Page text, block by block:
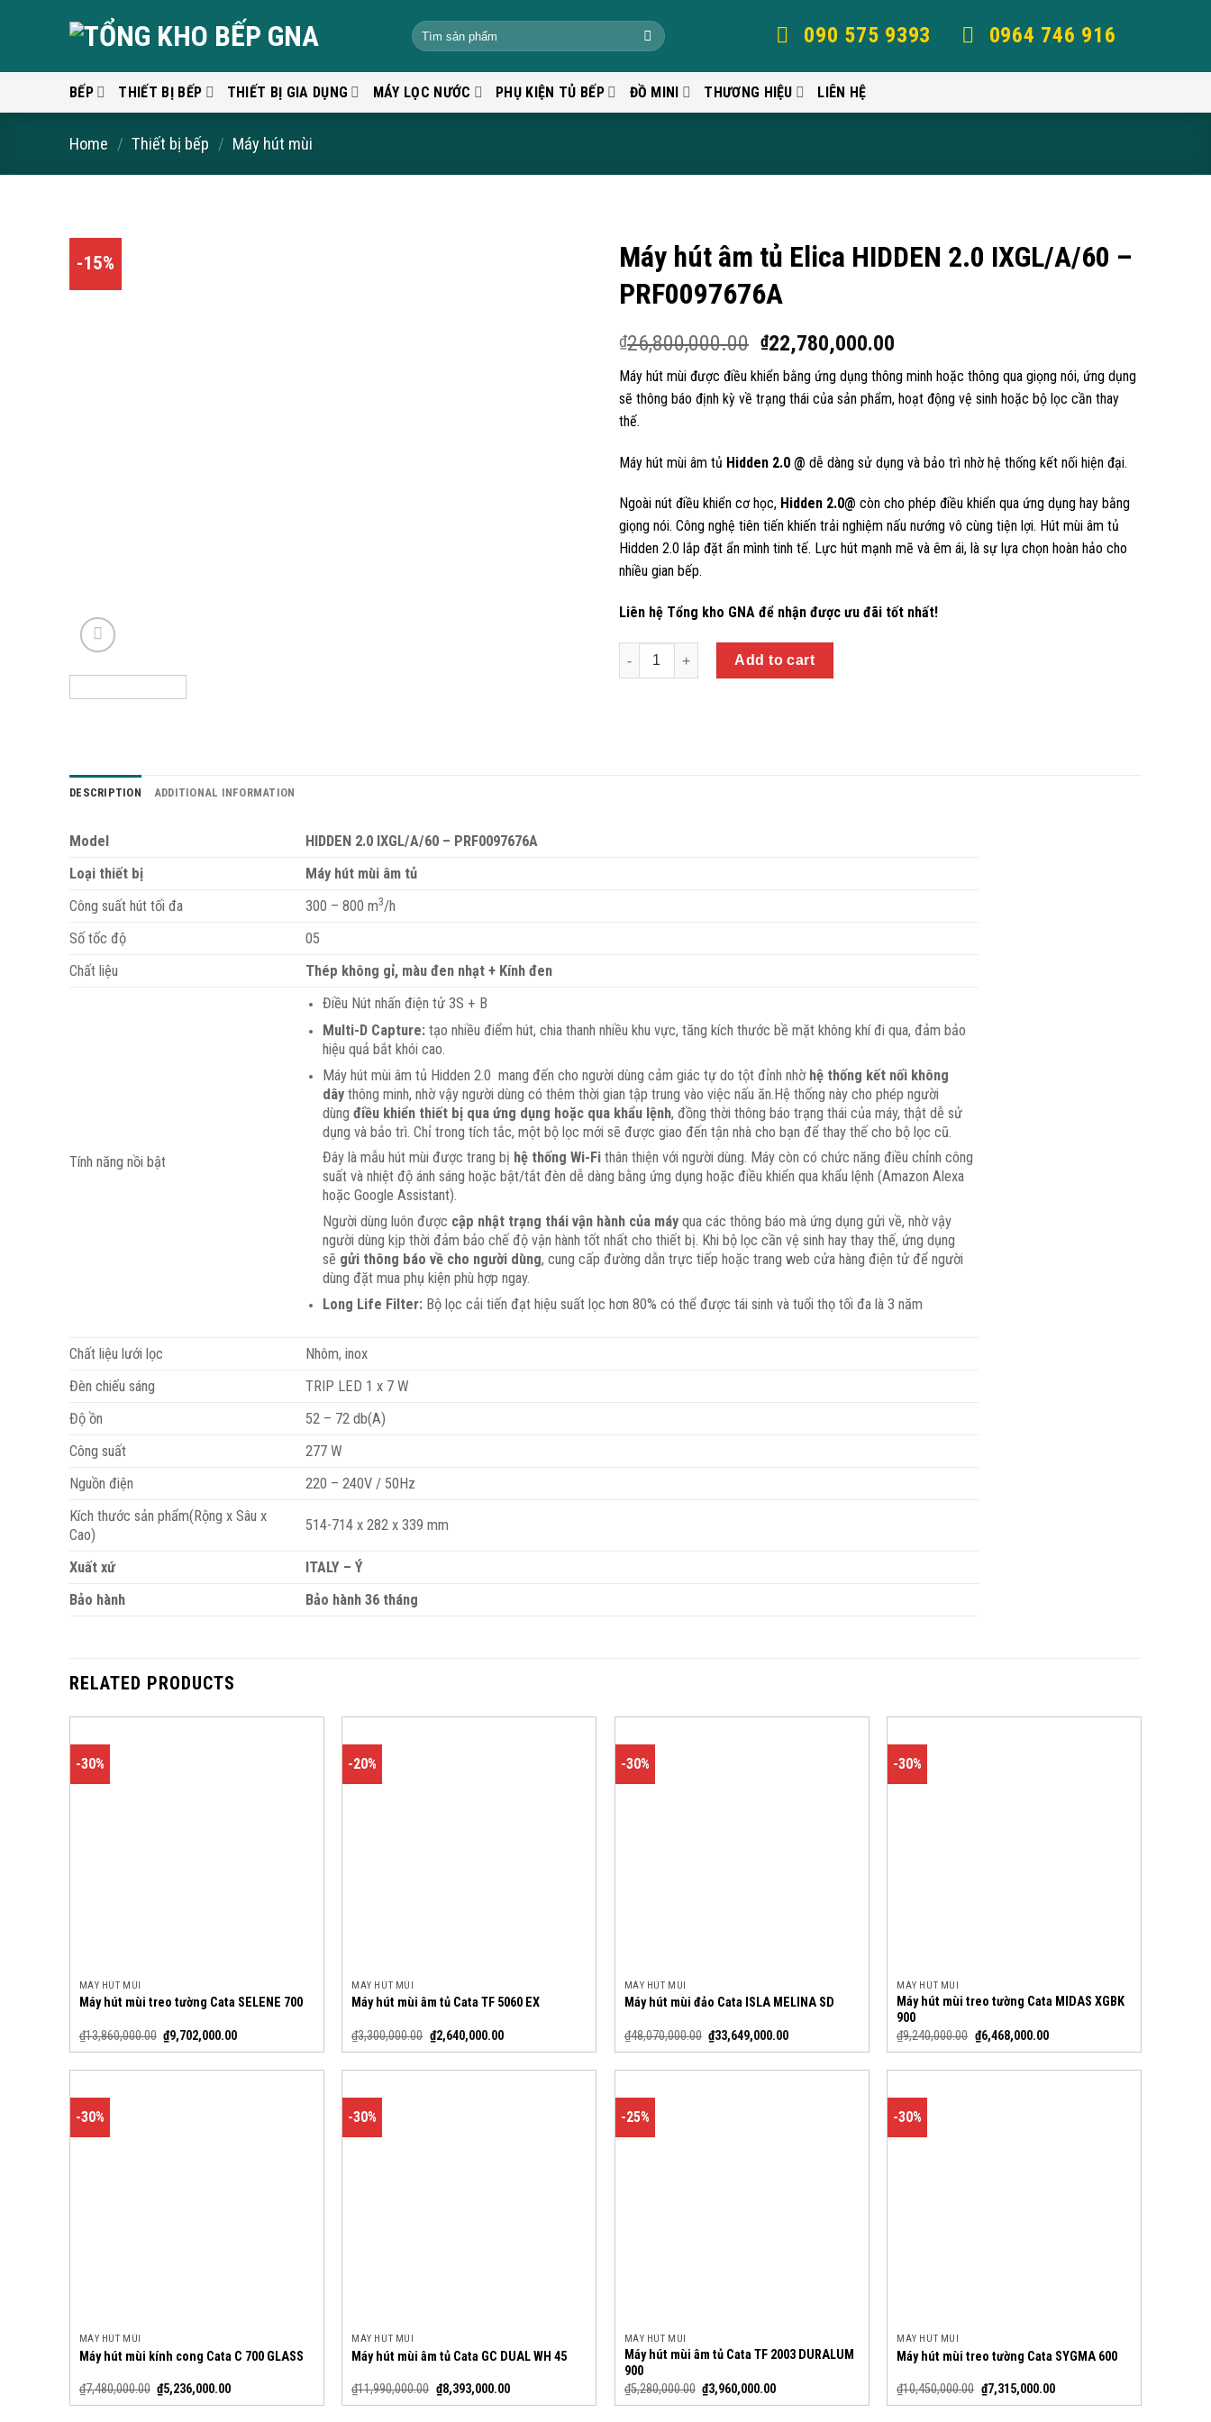
090 575 9393 0964 746 916
BẾP THIẾT BỊ BẾP THIẾT BỊ GIA DỤNG MÁY LỌC NƯỚC PHỤ KIỆN TỦ BẾP ĐỒ MINI THƯƠNG HIỆU LIÊN HỆ
Home / Thiết bị bếp / Máy hút mùi
-15%
Máy hút âm tủ Elica HIDDEN 2.0 IXGL/A/60 –
PRF0097676A
₫26,800,000.00 ₫22,780,000.00
Máy hút mùi được điều khiển bằng ứng dụng thông minh hoặc thông qua giọng nói, ứng dụng
sẽ thông báo định kỳ về trạng thái của sản phẩm, hoạt động vệ sinh hoặc bộ lọc cần thay
thế.
Máy hút mùi âm tủ Hidden 2.0 @ dễ dàng sử dụng và bảo trì nhờ hệ thống kết nối hiện đại.
Ngoài nút điều khiển cơ học, Hidden 2.0@ còn cho phép điều khiển qua ứng dụng hay bằng
giọng nói. Công nghệ tiên tiến khiến trải nghiệm nấu nướng vô cùng tiện lợi. Hút mùi âm tủ
Hidden 2.0 lắp đặt ẩn mình tinh tế. Lực hút mạnh mẽ và êm ái, là sự lựa chọn hoàn hảo cho
nhiều gian bếp.
Liên hệ Tổng kho GNA để nhận được ưu đãi tốt nhất!
Quantity
Add to cart
DESCRIPTION ADDITIONAL INFORMATION
Model
HIDDEN 2.0 IXGL/A/60 – PRF0097676A
Loại thiết bị
Máy hút mùi âm tủ
Công suất hút tối đa
300 – 800 m3/h
Số tốc độ
05
Chất liệu
Thép không gỉ, màu đen nhạt + Kính đen
Tính năng nồi bật
Điều Nút nhấn điện tử 3S + B
Multi-D Capture: tạo nhiều điểm hút, chia thanh nhiều khu vực, tăng kích thước bề mặt không khí đi qua, đảm bảo
hiệu quả bắt khói cao.
Máy hút mùi âm tủ Hidden 2.0 mang đến cho người dùng cảm giác tự do tột đỉnh nhờ hệ thống kết nối không
dâythông minh, nhờ vậy người dùng có thêm thời gian tập trung vào việc nấu ăn. Hệ thống này cho phép người
dùng điều khiển thiết bị qua ứng dụng hoặc qua khẩu lệnh, đồng thời thông báo trạng thái của máy, thật dễ sử
dụng và bảo trì. Chỉ trong tích tắc, một bộ lọc mới sẽ được giao đến tận nhà cho bạn để thay thế cho bộ lọc cũ.
Đây là mẫu hút mùi được trang bị hệ thống Wi-Fithân thiện với người dùng. Máy còn có chức năng điều chỉnh công
suất và nhiệt độ ánh sáng hoặc bật/tắt đèn dễ dàng bằng ứng dụng hoặc điều khiển qua khẩu lệnh (Amazon Alexa
hoặc Google Assistant).
Người dùng luôn được cập nhật trạng thái vận hành của máyqua các thông báo mà ứng dụng gửi về, nhờ vậy
người dùng kịp thời đảm bảo chế độ vận hành tốt nhất cho thiết bị. Khi bộ lọc cần vệ sinh hay thay thế, ứng dụng
sẽ gửi thông báo về cho người dùng, cung cấp đường dẫn trực tiếp hoặc trang web cửa hàng điện tử để người
dùng đặt mua phụ kiện phù hợp ngay.
Long Life Filter:Bộ lọc cải tiến đạt hiệu suất lọc hơn 80% có thể được tái sinh và tuổi thọ tối đa là 3 năm
Chất liệu lưới lọc
Nhôm, inox
Đèn chiếu sáng
TRIP LED 1 x 7 W
Độ ồn
52 – 72 db(A)
Công suất
277 W
Nguồn điện
220 – 240V / 50Hz
Kích thước sản phẩm(Rộng x Sâu x
Cao)
514-714 x 282 x 339 mm
Xuất xứ
ITALY – Ý
Bảo hành
Bảo hành 36 tháng
RELATED PRODUCTS
-30%
MÁY HÚT MÙI
Máy hút mùi treo tường Cata SELENE 700
₫13,860,000.00 ₫9,702,000.00
-20%
MÁY HÚT MÙI
Máy hút mùi âm tủ Cata TF 5060 EX
₫3,300,000.00 ₫2,640,000.00
-30%
MÁY HÚT MÙI
Máy hút mùi đảo Cata ISLA MELINA SD
₫48,070,000.00 ₫33,649,000.00
-30%
MÁY HÚT MÙI
Máy hút mùi treo tường Cata MIDAS XGBK
900
₫9,240,000.00 ₫6,468,000.00
-30%
MÁY HÚT MÙI
Máy hút mùi kính cong Cata C 700 GLASS
₫7,480,000.00 ₫5,236,000.00
-30%
MÁY HÚT MÙI
Máy hút mùi âm tủ Cata GC DUAL WH 45
₫11,990,000.00 ₫8,393,000.00
-25%
MÁY HÚT MÙI
Máy hút mùi âm tủ Cata TF 2003 DURALUM
900
₫5,280,000.00 ₫3,960,000.00
-30%
MÁY HÚT MÙI
Máy hút mùi treo tường Cata SYGMA 600
₫10,450,000.00 ₫7,315,000.00